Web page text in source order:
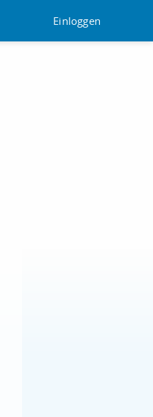
Einloggen